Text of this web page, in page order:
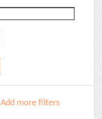
Add more filters